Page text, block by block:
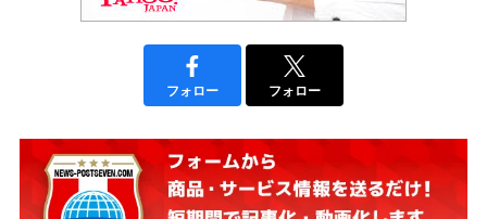
フォロー フォロー